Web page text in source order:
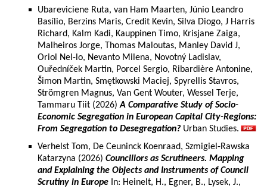
Ubareviciene Ruta, van Ham Maarten, Júnio Leandro
Basílio, Berzins Maris, Credit Kevin, Silva Diogo, J Harris
Richard, Kalm Kadi, Kauppinen Timo, Krisjane Zaiga,
Malheiros Jorge, Thomas Maloutas, Manley David J,
Oriol Nel-lo, Nevanto Milena, Novotný Ladislav,
Ouředníček Martin, Porcel Sergio, Ribardière Antonine,
Šimon Martin, Smętkowski Maciej, Spyrellis Stavros,
Strömgren Magnus, Van Gent Wouter, Wessel Terje,
Tammaru Tiit (2026)A Comparative Study of Socio-
Economic Segregation in European Capital City-Regions:
From Segregation to Desegregation? Urban Studies.
Verhelst Tom, De Ceuninck Koenraad, Szmigiel-Rawska
Katarzyna (2026) Councillors as Scrutineers. Mapping
and Explaining the Objects and Instruments of Council
Scrutiny in Europe In: Heinelt, H., Egner, B., Lysek, J.,